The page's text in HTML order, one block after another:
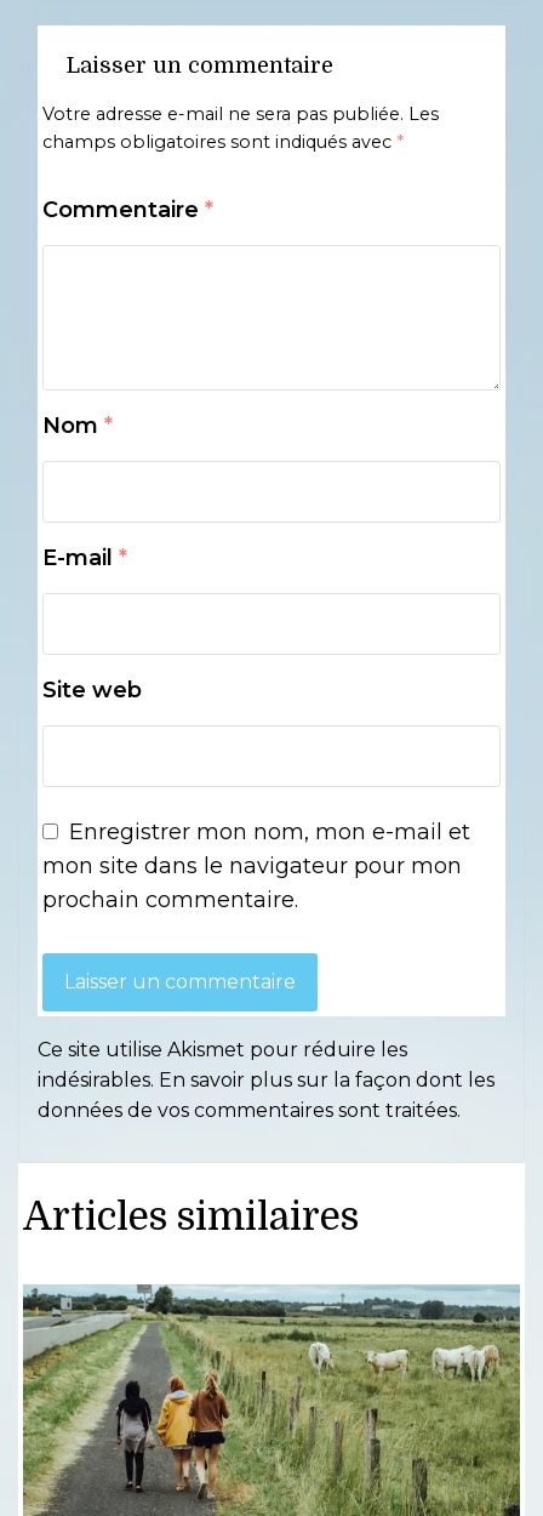
Laisser un commentaire
Votre adresse e-mail ne sera pas publiée. Les
champs obligatoires sont indiqués avec *
Commentaire *
Nom *
E-mail *
Site web
Enregistrer mon nom, mon e-mail et
mon site dans le navigateur pour mon
prochain commentaire.
Ce site utilise Akismet pour réduire les
indésirables. En savoir plus sur la façon dont les
données de vos commentaires sont traitées.
Articles similaires